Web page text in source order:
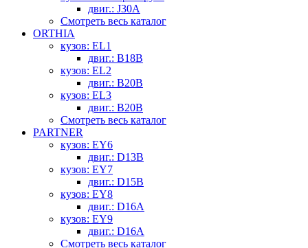
двиг.: J30A
Смотреть весь каталог
ORTHIA
кузов: EL1
двиг.: B18B
кузов: EL2
двиг.: B20B
кузов: EL3
двиг.: B20B
Смотреть весь каталог
PARTNER
кузов: EY6
двиг.: D13B
кузов: EY7
двиг.: D15B
кузов: EY8
двиг.: D16A
кузов: EY9
двиг.: D16A
Смотреть весь каталог